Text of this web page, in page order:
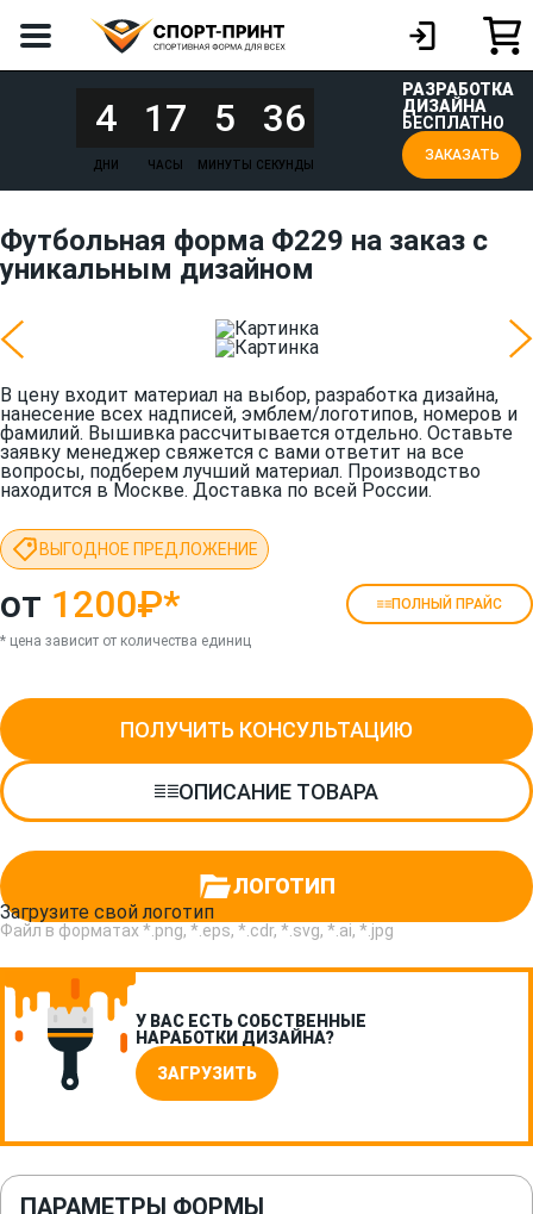
4
ДНИ
17
ЧАСЫ
5
МИНУТЫ
36
СЕКУНДЫ
РАЗРАБОТКА
ДИЗАЙНА
БЕСПЛАТНО
ЗАКАЗАТЬ
Футбольная форма Ф229 на заказ с
уникальным дизайном
В цену входит материал на выбор, разработка дизайна,
нанесение всех надписей, эмблем/логотипов, номеров и
фамилий. Вышивка рассчитывается отдельно. Оставьте
заявку менеджер свяжется с вами ответит на все
вопросы, подберем лучший материал. Производство
находится в Москве. Доставка по всей России.
ВЫГОДНОЕ ПРЕДЛОЖЕНИЕ
от 1200₽* ПОЛНЫЙ ПРАЙС
* цена зависит от количества единиц
ПОЛУЧИТЬ КОНСУЛЬТАЦИЮ
ОПИСАНИЕ ТОВАРА
ЛОГОТИП
Загрузите свой логотип
Файл в форматах *.png, *.eps, *.cdr, *.svg, *.ai, *.jpg
У ВАС ЕСТЬ СОБСТВЕННЫЕ
НАРАБОТКИ ДИЗАЙНА?
ЗАГРУЗИТЬ
ПАРАМЕТРЫ ФОРМЫ